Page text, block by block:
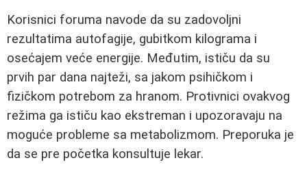
Korisnici foruma navode da su zadovoljni
rezultatima autofagije, gubitkom kilograma i
osećajem veće energije. Međutim, ističu da su
prvih par dana najteži, sa jakom psihičkom i
fizičkom potrebom za hranom. Protivnici ovakvog
režima ga ističu kao ekstreman i upozoravaju na
moguće probleme sa metabolizmom. Preporuka je
da se pre početka konsultuje lekar.